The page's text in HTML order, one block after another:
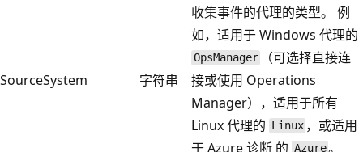
SourceSystem 字符串
收集事件的代理的类型。 例
如，适用于 Windows 代理的
OpsManager
（可选择直接连
接或使用 Operations
Manager），适用于所有
Linux 代理的 Linux ，或适用
于 Azure 诊断 的 Azure。